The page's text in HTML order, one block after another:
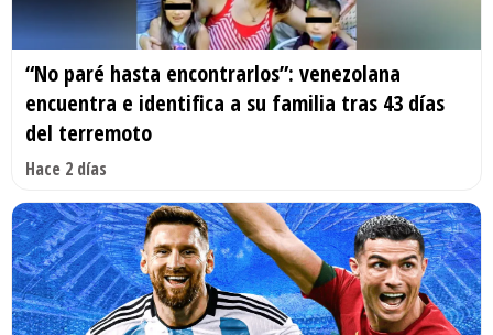
“No paré hasta encontrarlos”: venezolana
encuentra e identifica a su familia tras 43 días
del terremoto
Hace 2 días